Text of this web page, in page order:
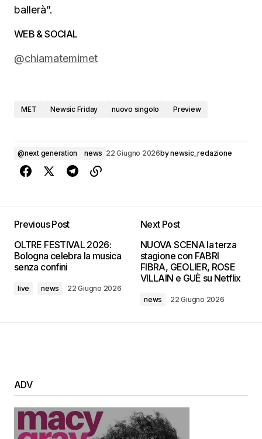
ballerà”.
WEB & SOCIAL
@chiamatemimet
MET Newsic Friday nuovo singolo Preview
@next generation news 22 Giugno 2026bynewsic_redazione
Previous Post
OLTRE FESTIVAL 2026:
Bologna celebra la musica
senza confini
live news 22 Giugno 2026
Next Post
NUOVA SCENA la terza
stagione con FABRI
FIBRA, GEOLIER, ROSE
VILLAIN e GUÈ su Netflix
news 22 Giugno 2026
ADV